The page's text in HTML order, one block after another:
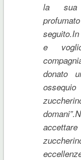
la sua
e
donato